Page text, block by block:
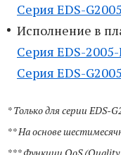
Серия EDS-
Исполнение в
Серия EDS-2005-
Серия EDS-
* Только для серии EDS-
** На основе